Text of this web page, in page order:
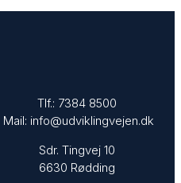
Tlf.: 7384 8500
Mail: info@udviklingvejen.dk
Sdr. Tingvej 10
6630 Rødding